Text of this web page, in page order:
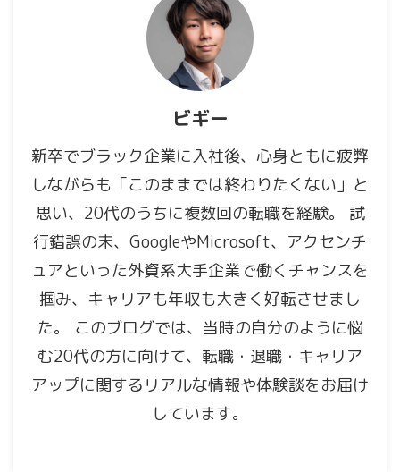
ビギー
新卒でブラック企業に入社後、心身ともに疲弊
しながらも「このままでは終わりたくない」と
思い、20代のうちに複数回の転職を経験。 試
行錯誤の末、GoogleやMicrosoft、アクセンチ
ュアといった外資系大手企業で働くチャンスを
掴み、キャリアも年収も大きく好転させまし
た。 このブログでは、当時の自分のように悩
む20代の方に向けて、転職・退職・キャリア
アップに関するリアルな情報や体験談をお届け
しています。